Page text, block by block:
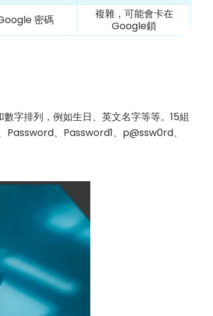
密碼
複雜，可能會卡在
Google鎖
字排列，例如生日、英文名字等等。15組
、Password1、p@ssw0rd、